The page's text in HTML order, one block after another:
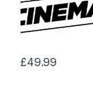
£49.99